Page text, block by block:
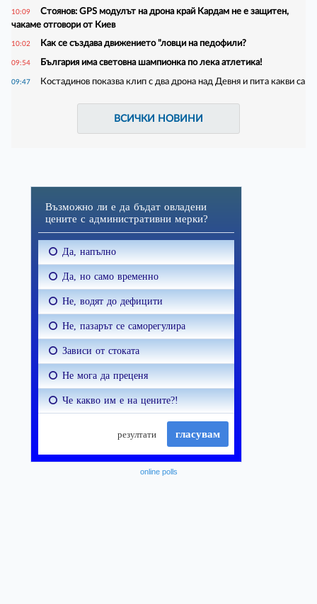
10:09
Стоянов: GPS модулът на дрона край Кардам не е защитен,
чакаме отговори от Киев
10:02 Как се създава движението "ловци на педофили?
09:54 България има световна шампионка по лека атлетика!
09:47 Костадинов показва клип с два дрона над Девня и пита какви са
ВСИЧКИ НОВИНИ
online polls